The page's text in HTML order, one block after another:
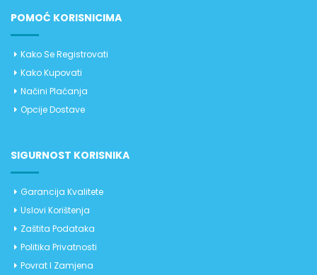
POMOĆ KORISNICIMA
Kako Se Registrovati
Kako Kupovati
Načini Plaćanja
Opcije Dostave
SIGURNOST KORISNIKA
Garancija Kvalitete
Uslovi Korištenja
Zaštita Podataka
Politika Privatnosti
Povrat I Zamjena